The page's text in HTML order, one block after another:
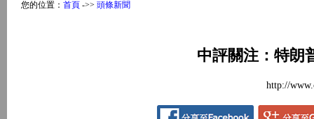
您的位置： 首頁 ->> 頭條新聞
中評關注：特
http://